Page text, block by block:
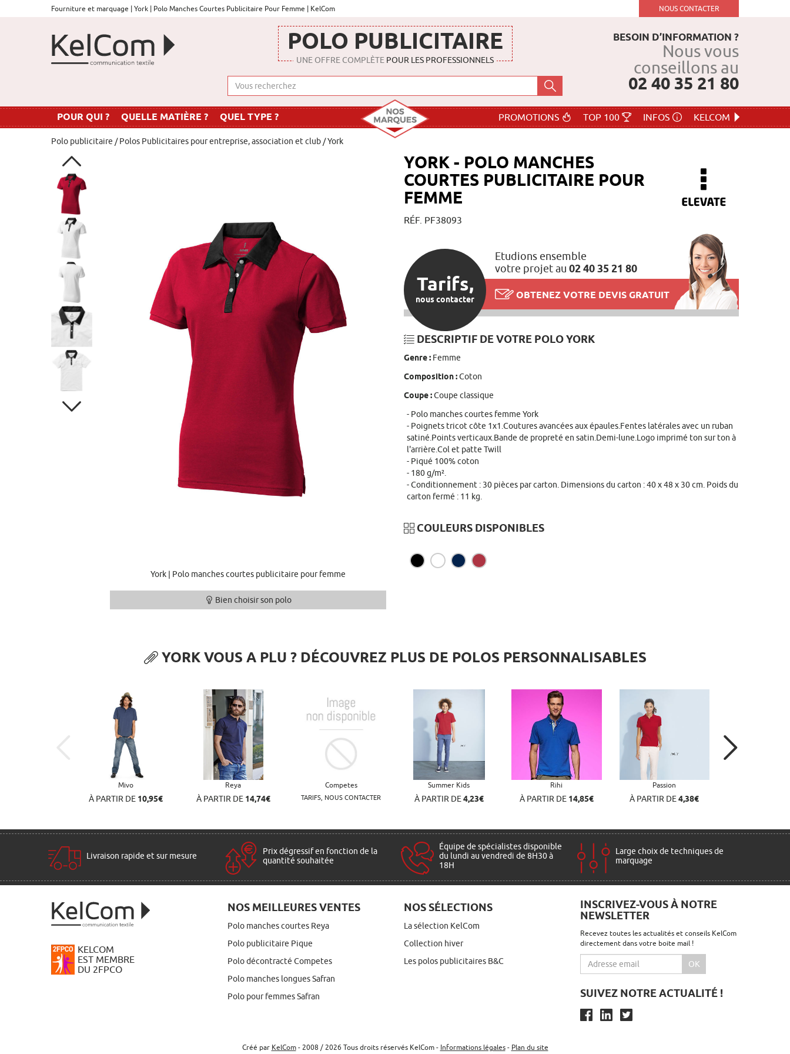
Fourniture et marquage | York | Polo Manches Courtes Publicitaire Pour Femme | KelCom NOUS CONTACTER
BESOIN D’INFORMATION ?
Nous vous
conseillons au
02 40 35 21 80
POLO PUBLICITAIRE
UNE OFFRE COMPLÈTE POUR LES PROFESSIONNELS
POUR QUI ? QUELLE MATIÈRE ? QUEL TYPE ? PROMOTIONS TOP 100 INFOS KELCOM
Polo publicitaire /Polos Publicitaires pour entreprise, association et club / York
York | Polo manches courtes publicitaire pour femme
Bien choisir son polo
YORK - POLO MANCHES
COURTES PUBLICITAIRE POUR
FEMME
RÉF. PF38093
Etudions ensemble
votre projet au 02 40 35 21 80
OBTENEZ VOTRE DEVIS GRATUIT
Tarifs,
nous contacter
DESCRIPTIF DE VOTRE POLO YORK
Genre : Femme
Composition :Coton
Coupe :Coupe classique
Polo manches courtes femme York
Poignets tricot côte 1x1.Coutures avancées aux épaules.Fentes latérales avec un ruban
satiné.Points verticaux.Bande de propreté en satin.Demi-lune.Logo imprimé ton sur ton à
l'arrière.Col et patte Twill
Piqué 100% coton
180 g/m².
Conditionnement : 30 pièces par carton. Dimensions du carton : 40 x 48 x 30 cm. Poids du
carton fermé : 11 kg.
COULEURS DISPONIBLES
YORK VOUS A PLU ? DÉCOUVREZ PLUS DE POLOS PERSONNALISABLES
Mivo
À PARTIR DE 10,95€
Reya
À PARTIR DE 14,74€
Competes
TARIFS, NOUS CONTACTER
Summer Kids
À PARTIR DE4,23€
Rihi
À PARTIR DE 14,85€
Passion
À PARTIR DE4,38€
Livraison rapide et sur mesure
Prix dégressif en fonction de la
quantité souhaitée
Équipe de spécialistes disponible
du lundi au vendredi de 8H30 à
18H
Large choix de techniques de
marquage
KELCOM
EST MEMBRE
DU 2FPCO
NOS MEILLEURES VENTES
Polo manches courtes Reya
Polo publicitaire Pique
Polo décontracté Competes
Polo manches longues Safran
Polo pour femmes Safran
NOS SÉLECTIONS
La sélection KelCom
Collection hiver
Les polos publicitaires B&C
INSCRIVEZ-VOUS À NOTRE
NEWSLETTER
Recevez toutes les actualités et conseils KelCom
directement dans votre boite mail !
OK
SUIVEZ NOTRE ACTUALITÉ !
Créé par KelCom- 2008 / 2026 Tous droits réservés KelCom - Informations légales- Plan du site